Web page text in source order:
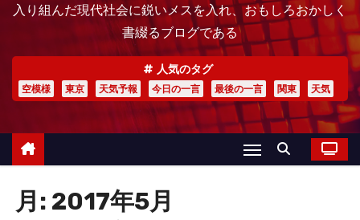
入り組んだ現代社会に鋭いメスを入れ、おもしろおかしく
書綴るブログである
人気のタグ
空模様 東京 天気予報 今日の一言 最後の一言 関東 天気
月: 2017年5月